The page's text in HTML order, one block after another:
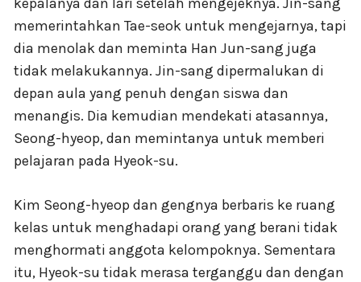
memerintahkan Tae-seok untuk mengejarnya, tapi
dia menolak dan meminta Han Jun-sang juga
tidak melakukannya. Jin-sang dipermalukan di
depan aula yang penuh dengan siswa dan
menangis. Dia kemudian mendekati atasannya,
Seong-hyeop, dan memintanya untuk memberi
pelajaran pada Hyeok-su.
Kim Seong-hyeop dan gengnya berbaris ke ruang
kelas untuk menghadapi orang yang berani tidak
menghormati anggota kelompoknya. Sementara
itu, Hyeok-su tidak merasa terganggu dan dengan